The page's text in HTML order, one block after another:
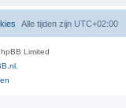
Alle tijden zijn UTC+02:00
Limited